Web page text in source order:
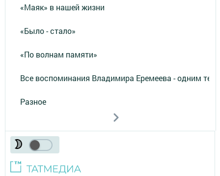
«Маяк» в нашей жизни
«Было - стало»
«По волнам памяти»
Все воспоминания Владимира Еремеева - одним
Разное